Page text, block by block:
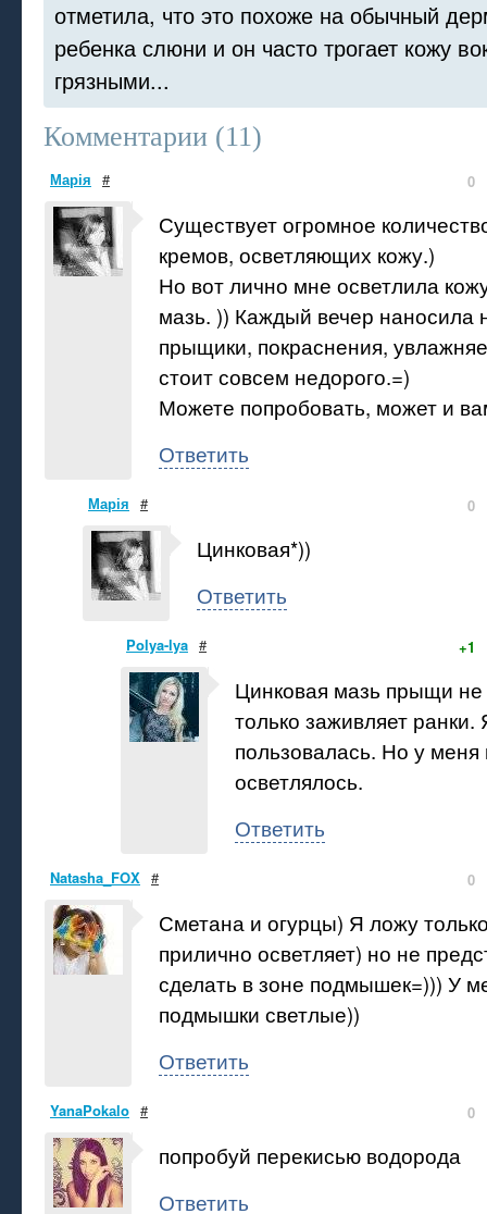
отметила, что это похоже на обычный
ребенка слюни и он часто трогает кожу
грязными...
Комментарии (11)
Марія # 0
Существует огромное
кремов, осветляющих кожу.)
Но вот лично мне осветлила
мазь. )) Каждый вечер наносила
прыщики, покраснения,
стоит совсем недорого.=)
Можете попробовать, может и
Ответить
Марія # 0
Цинковая*))
Ответить
Polya-lya # +1
Цинковая мазь прыщи не
только заживляет
пользовалась. Но у меня
осветлялось.
Ответить
Natasha_FOX # 0
Сметана и огурцы) Я ложу
прилично осветляет) но не
сделать в зоне подмышек=))) У
подмышки светлые))
Ответить
YanaPokаlo # 0
попробуй перекисью водорода
Ответить